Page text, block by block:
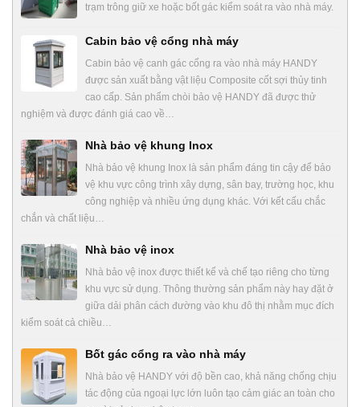
trạm trông giữ xe hoặc bốt gác kiểm soát ra vào nhà máy.
Cabin bảo vệ cổng nhà máy
Cabin bảo vệ canh gác cổng ra vào nhà máy HANDY
được sản xuất bằng vật liệu Composite cốt sợi thủy tinh
cao cấp. Sản phẩm chòi bảo vệ HANDY đã được thử
nghiệm và được đánh giá cao về…
Nhà bảo vệ khung Inox
Nhà bảo vệ khung Inox là sản phẩm đáng tin cậy để bảo
vệ khu vực công trình xây dựng, sân bay, trường học, khu
công nghiệp và nhiều ứng dụng khác. Với kết cấu chắc
chắn và chất liệu…
Nhà bảo vệ inox
Nhà bảo vệ inox được thiết kế và chế tạo riêng cho từng
khu vực sử dụng. Thông thường sản phẩm này hay đặt ở
giữa dải phân cách đường vào khu đô thị nhằm mục đích
kiểm soát cả chiều…
Bốt gác cổng ra vào nhà máy
Nhà bảo vệ HANDY với độ bền cao, khả năng chống chịu
tác động của ngoại lực lớn luôn tạo cảm giác an toàn cho